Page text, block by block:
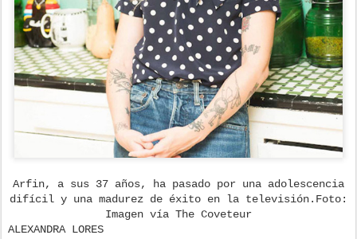
Arfin, a sus 37 años, ha pasado por una adolescencia
difícil y una madurez de éxito en la televisión.Foto:
Imagen vía The Coveteur
ALEXANDRA LORES